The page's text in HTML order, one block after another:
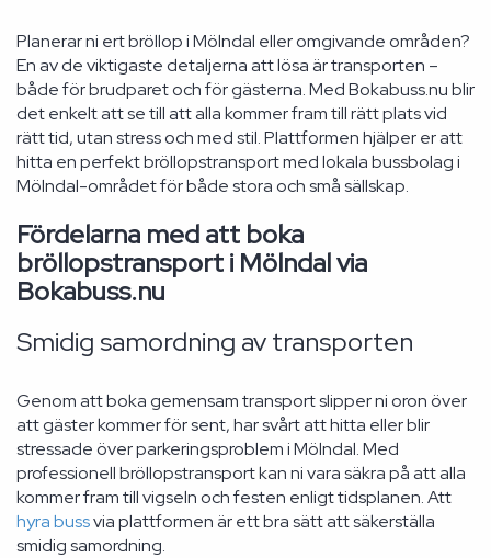
Planerar ni ert bröllop i Mölndal eller omgivande områden?
En av de viktigaste detaljerna att lösa är transporten –
både för brudparet och för gästerna. Med Bokabuss.nu blir
det enkelt att se till att alla kommer fram till rätt plats vid
rätt tid, utan stress och med stil. Plattformen hjälper er att
hitta en perfekt bröllopstransport med lokala bussbolag i
Mölndal-området för både stora och små sällskap.
Fördelarna med att boka
bröllopstransport i Mölndal via
Bokabuss.nu
Smidig samordning av transporten
Genom att boka gemensam transport slipper ni oron över
att gäster kommer för sent, har svårt att hitta eller blir
stressade över parkeringsproblem i Mölndal. Med
professionell bröllopstransport kan ni vara säkra på att alla
kommer fram till vigseln och festen enligt tidsplanen. Att
hyra bussvia plattformen är ett bra sätt att säkerställa
smidig samordning.